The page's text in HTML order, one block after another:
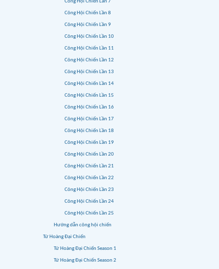
Công Hội Chiến Lần 7
Công Hội Chiến Lần 8
Công Hội Chiến Lần 9
Công Hội Chiến Lần 10
Công Hội Chiến Lần 11
Công Hội Chiến Lần 12
Công Hội Chiến Lần 13
Công Hội Chiến Lần 14
Công Hội Chiến Lần 15
Công Hội Chiến Lần 16
Công Hội Chiến Lần 17
Công Hội Chiến Lần 18
Công Hội Chiến Lần 19
Công Hội Chiến Lần 20
Công Hội Chiến Lần 21
Công Hội Chiến Lần 22
Công Hội Chiến Lần 23
Công Hội Chiến Lần 24
Công Hội Chiến Lần 25
Hướng dẫn công hội chiến
Tứ Hoàng Đại Chiến
Tứ Hoàng Đại Chiến Season 1
Tứ Hoàng Đại Chiến Season 2